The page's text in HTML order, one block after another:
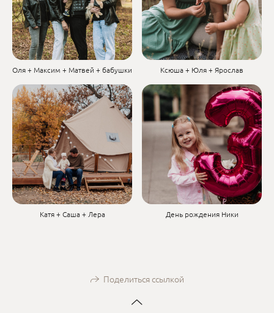
Оля + Максим + Матвей + бабушки Ксюша + Юля + Ярослав
Катя + Саша + Лера День рождения Ники
Поделиться ссылкой